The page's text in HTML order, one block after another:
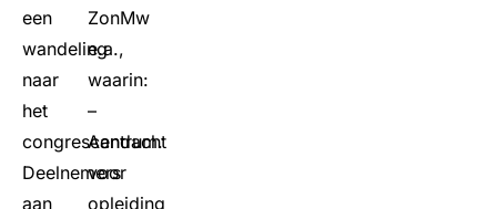
een
wandeling
naar
het
congrescentrum.
Deelnemers
aan
ZonMw
e.a.,
waarin:
–
Aandacht
voor
opleiding